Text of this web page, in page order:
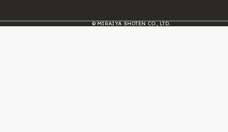
© MIRAIYA SHOTEN CO., LTD.